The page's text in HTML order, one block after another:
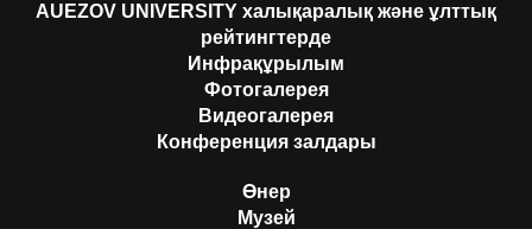
AUEZOV UNIVERSITY халықаралық және ұлттық
рейтингтерде
Инфрақұрылым
Фотогалерея
Видеогалерея
Конференция залдары
Өнер
Музей